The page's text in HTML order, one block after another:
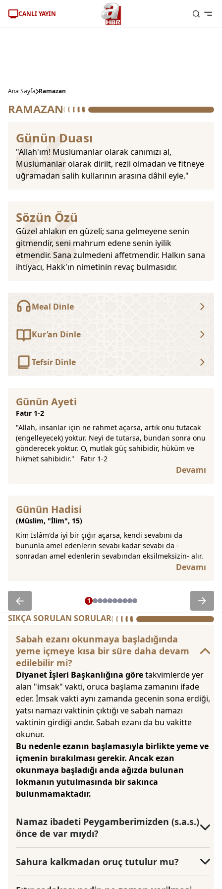
CANLI YAYIN
Ana Sayfa Ramazan
RAMAZAN
Günün Duası
"Allah'ım! Müslümanlar olarak canımızı al,
Müslümanlar olarak dirilt, rezil olmadan ve fitneye
uğramadan salih kullarının arasına dâhil eyle."
Sözün Özü
Güzel ahlakın en güzeli; sana gelmeyene senin
gitmendir, seni mahrum edene senin iyilik
etmendir. Sana zulmedeni affetmendir. Halkın sana
ihtiyacı, Hakk'ın nimetinin revaç bulmasıdır.
Meal Dinle
Kur’an Dinle
Tefsir Dinle
Günün Ayeti
Fatır 1-2
"Allah, insanlar için ne rahmet açarsa, artık onu tutacak
(engelleyecek) yoktur. Neyi de tutarsa, bundan sonra onu
gönderecek yoktur. O, mutlak güç sahibidir, hüküm ve
hikmet sahibidir." Fatır 1-2
Devamı
Günün Hadisi
(Müslim, "İlim", 15)
Kim İslâm'da iyi bir çığır açarsa, kendi sevabını da
bununla amel edenlerin sevabı kadar sevabı da -
sonradan amel edenlerin sevabından eksilmeksizin- alır.
Devamı
Kurban eti dağıtımı nasıl
yapılır? Paylaşımda nelere
dikkat edilmeli?
1
SIKÇA SORULAN SORULAR
Sabah ezanı okunmaya başladığında
yeme içmeye kısa bir süre daha devam
edilebilir mi?
Diyanet İşleri Başkanlığına göretakvimlerde yer
alan "imsak" vakti, oruca başlama zamanını ifade
eder. İmsak vakti aynı zamanda gecenin sona erdiği,
yatsı namazı vaktinin çıktığı ve sabah namazı
vaktinin girdiği andır. Sabah ezanı da bu vakitte
okunur.
Bu nedenle ezanın başlamasıyla birlikte yeme ve
içmenin bırakılması gerekir. Ancak ezan
okunmaya başladığı anda ağızda bulunan
lokmanın yutulmasında bir sakınca
bulunmamaktadır.
Namaz ibadeti Peygamberimizden (s.a.s.)
önce de var mıydı?
Sahura kalkmadan oruç tutulur mu?